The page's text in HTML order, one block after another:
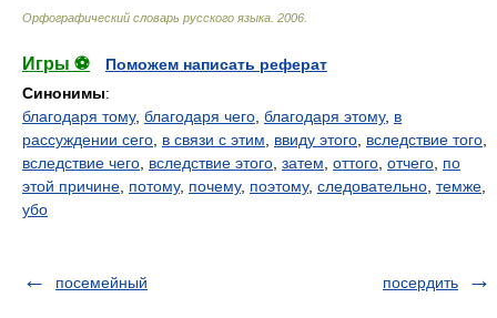
Орфографический словарь русского языка 2006
Игры ⚽
Поможем написать реферат
Синонимы:
благодаря тому, благодаря чего благодаря этому, в
рассуждении сего в связи с этим ввиду этого вследствие того
вследствие чего вследствие этого затем оттого отчего по
этой причине потому, почему, поэтому, следовательно темже
убо
посемейный посердить